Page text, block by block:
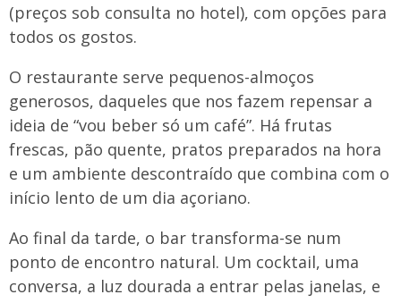
(preços sob consulta no hotel), com opções para
todos os gostos.
O restaurante serve pequenos-almoços
generosos, daqueles que nos fazem repensar a
ideia de “vou beber só um café”. Há frutas
frescas, pão quente, pratos preparados na hora
e um ambiente descontraído que combina com o
início lento de um dia açoriano.
Ao final da tarde, o bar transforma-se num
ponto de encontro natural. Um cocktail, uma
conversa, a luz dourada a entrar pelas janelas, e